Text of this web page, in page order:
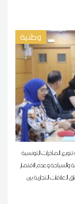
وطنية
تنويع الصادرات التونسية
والسياحة وعدم الاقتصار
التجارية بين